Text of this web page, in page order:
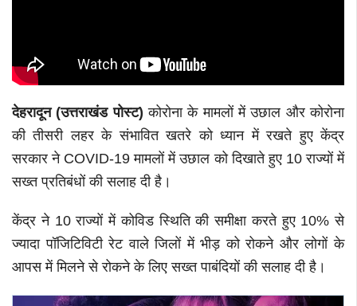
देहरादून (उत्तराखंड पोस्ट) कोरोना के मामलों में उछाल और कोरोना
की तीसरी लहर के संभावित खतरे को ध्यान में रखते हुए केंद्र
सरकार ने COVID-19 मामलों में उछाल को दिखाते हुए 10 राज्यों में
सख्त प्रतिबंधों की सलाह दी है।
केंद्र ने 10 राज्यों में कोविड स्थिति की समीक्षा करते हुए 10% से
ज्यादा पॉजिटिविटी रेट वाले जिलों में भीड़ को रोकने और लोगों के
आपस में मिलने से रोकने के लिए सख्त पाबंदियों की सलाह दी है।